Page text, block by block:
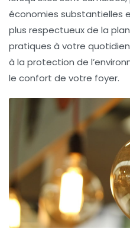
économies substantielles
plus respectueux de la
pratiques à votre
à la protection de
le confort de votre foyer.